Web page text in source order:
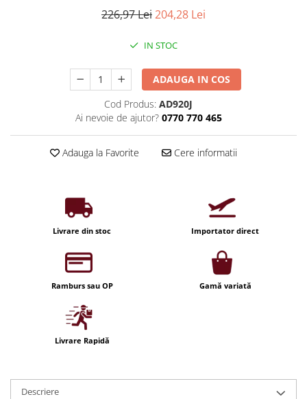
Iluminat arhitectural
Becuri LED Smart
Corpuri de emergenta
Lustre LED
Uncategorized
Iluminat festiv
Fotosenzori si Senzori de miscare
Iluminat decorativ de Craciun
226,97 Lei204,28 Lei
IN STOC
ADAUGA IN COS
Cod Produs: AD920J
Ai nevoie de ajutor? 0770 770 465
Adauga la Favorite Cere informatii
Livrare din stoc Importator direct
Ramburs sau OP Gamă variată
Livrare Rapidă
Descriere